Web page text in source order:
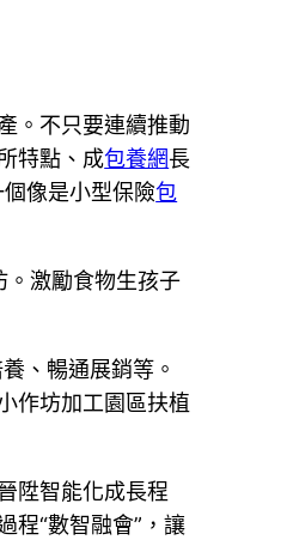
。不只要連續推動
特點、成包養網長
像是小型保險包
。激勵食物生孩子
、暢通展銷等。
作坊加工園區扶植
陞智能化成長程
程“數智融會”，讓